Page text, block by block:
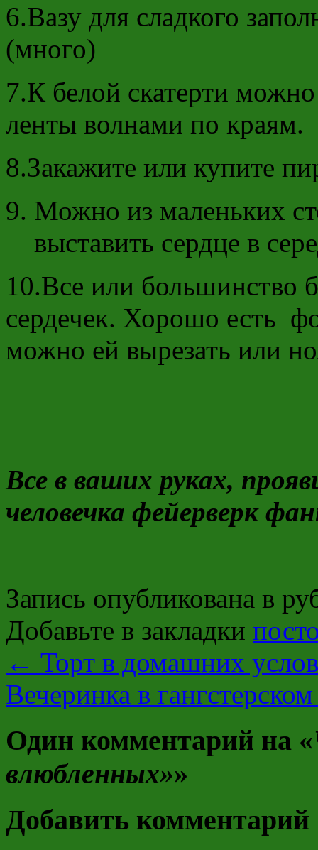
6.Вазу для сладкого
(много)
7.К белой скатерти
ленты волнами по краям.
8.Закажите или купите
Можно из маленьких
выставить сердце в
10.Все или большинство
сердечек. Хорошо есть
можно ей вырезать или
Все в ваших руках,
человечка фейерверк
Запись опубликована в
Добавьте в закладки
← Торт в домашних
Вечеринка в
Один комментарий на «
влюбленных»»
Добавить комментарий